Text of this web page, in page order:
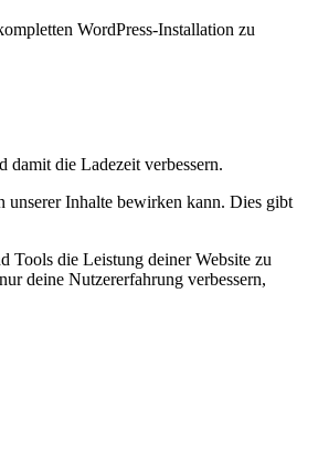
WordPress-Installation zu
⁢damit die Ladezeit‍ verbessern.
Inhalte ⁤bewirken kann. Dies⁤ gibt
⁢Tools die ​Leistung deiner⁤ Website zu
deine Nutzererfahrung ⁣verbessern,⁢